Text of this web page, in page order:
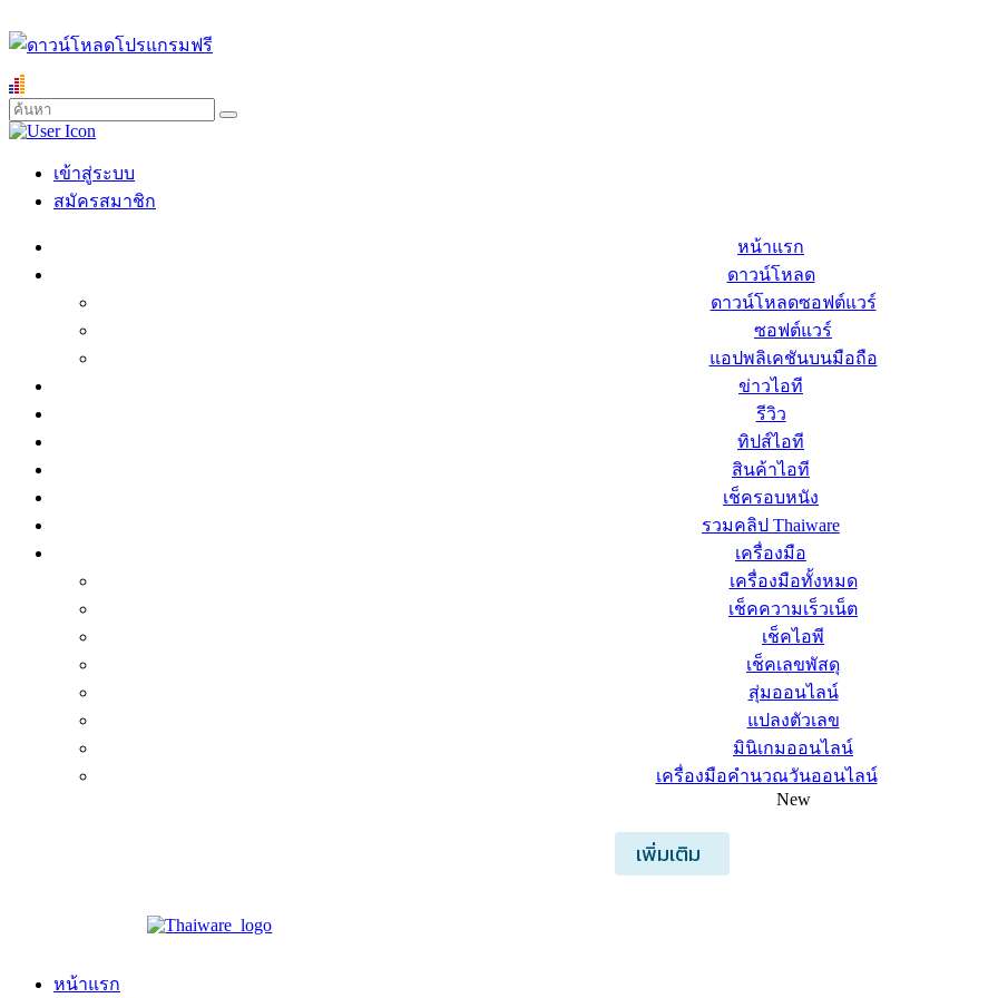
เข้าสู่ระบบ
สมัครสมาชิก
หน้าแรก
ดาวน์โหลด
ดาวน์โหลดซอฟต์แวร์
ซอฟต์แวร์
แอปพลิเคชันบนมือถือ
ข่าวไอที
รีวิว
ทิปส์ไอที
สินค้าไอที
เช็ครอบหนัง
รวมคลิป Thaiware
เครื่องมือ
เครื่องมือทั้งหมด
เช็คความเร็วเน็ต
เช็คไอพี
เช็คเลขพัสดุ
สุ่มออนไลน์
แปลงตัวเลข
มินิเกมออนไลน์
เครื่องมือคำนวณวันออนไลน์
New
เพิ่มเติม
หน้าแรก